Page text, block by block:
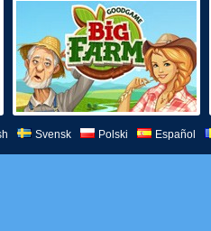
Svensk Polski Español